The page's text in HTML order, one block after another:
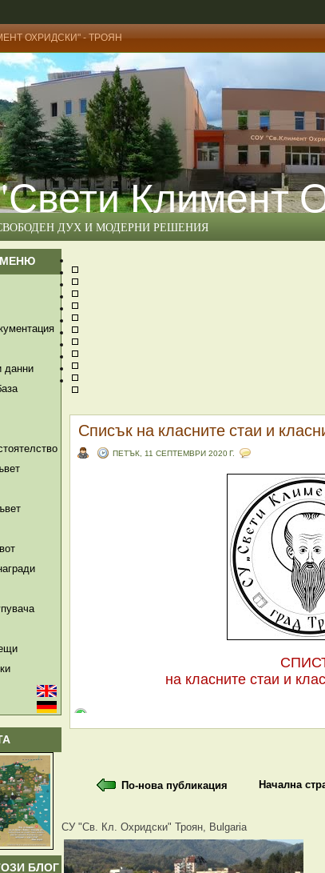
ОХРИДСКИ" - ТРОЯН
Климент
ДУХ И МОДЕРНИ РЕШЕНИЯ
данни
БЛОГ
Списък на класните стаи и
ПЕТЪК, 11 СЕПТЕМВРИ 2020 Г.
на класните стаи и
По-нова публикация Начална
СУ "Св. Кл. Охридски" Троян, Bulgaria